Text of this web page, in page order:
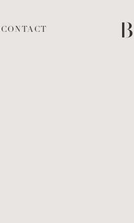
CONTACT